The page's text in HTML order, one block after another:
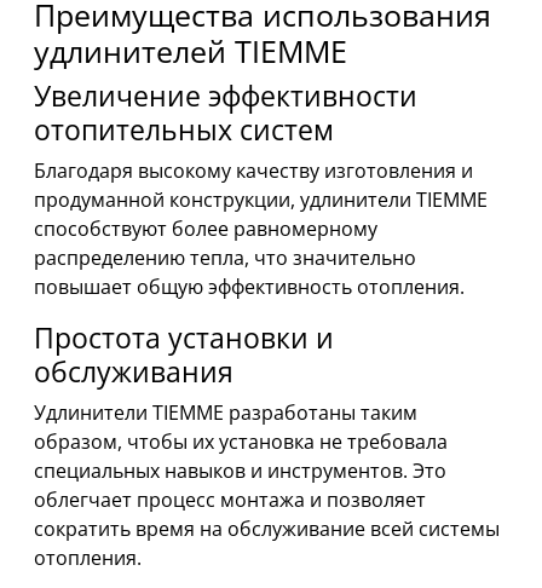
Преимущества использования
удлинителей TIEMME
Увеличение эффективности
отопительных систем
Благодаря высокому качеству изготовления и
продуманной конструкции, удлинители TIEMME
способствуют более равномерному
распределению тепла, что значительно
повышает общую эффективность отопления.
Простота установки и
обслуживания
Удлинители TIEMME разработаны таким
образом, чтобы их установка не требовала
специальных навыков и инструментов. Это
облегчает процесс монтажа и позволяет
сократить время на обслуживание всей системы
отопления.